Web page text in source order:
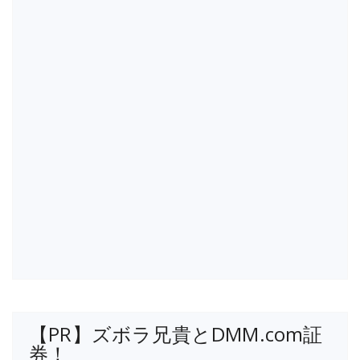
【PR】ズボラ兄貴とDMM.com証
券！